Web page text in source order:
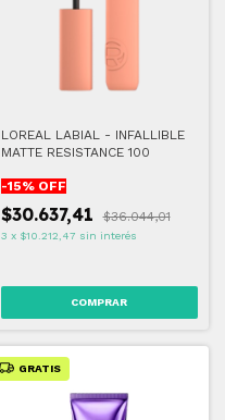
LOREAL LABIAL - INFALLIBLE
MATTE RESISTANCE 100
-15% OFF
$30.637,41 $36.044,01
3 x $10.212,47 sin interés
COMPRAR
GRATIS